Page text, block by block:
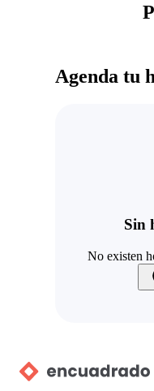
Agenda tu
Sin
No existen